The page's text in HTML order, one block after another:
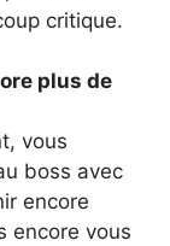
critique.
plus de
vous
boss avec
encore
encore vous